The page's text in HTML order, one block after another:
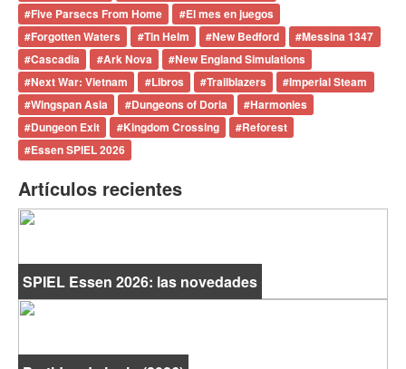
#Five Parsecs From Home #El mes en juegos
#Forgotten Waters #Tin Helm #New Bedford #Messina 1347
#Cascadia #Ark Nova #New England Simulations
#Next War: Vietnam #Libros #Trailblazers #Imperial Steam
#Wingspan Asia #Dungeons of Doria #Harmonies
#Dungeon Exit #Kingdom Crossing #Reforest
#Essen SPIEL 2026
Artículos recientes
SPIEL Essen 2026: las novedades